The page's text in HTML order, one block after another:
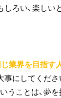
しろい、楽し
業界を目指す
にしてくださ
うことは、夢